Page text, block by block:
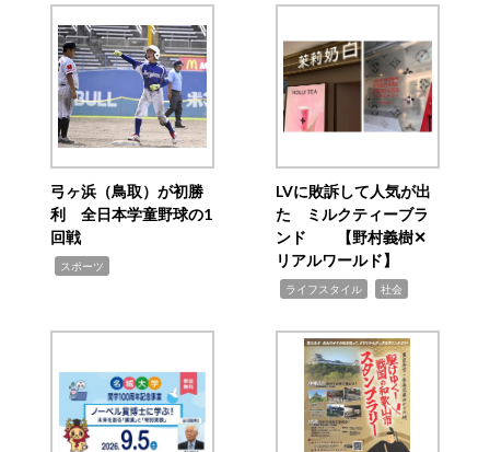
弓ヶ浜（鳥取）が初勝
利 全日本学童野球の1
回戦
スポーツ
LVに敗訴して人気が出
た ミルクティーブラ
ンド 【野村義樹✕
リアルワールド】
ライフスタイル 社会